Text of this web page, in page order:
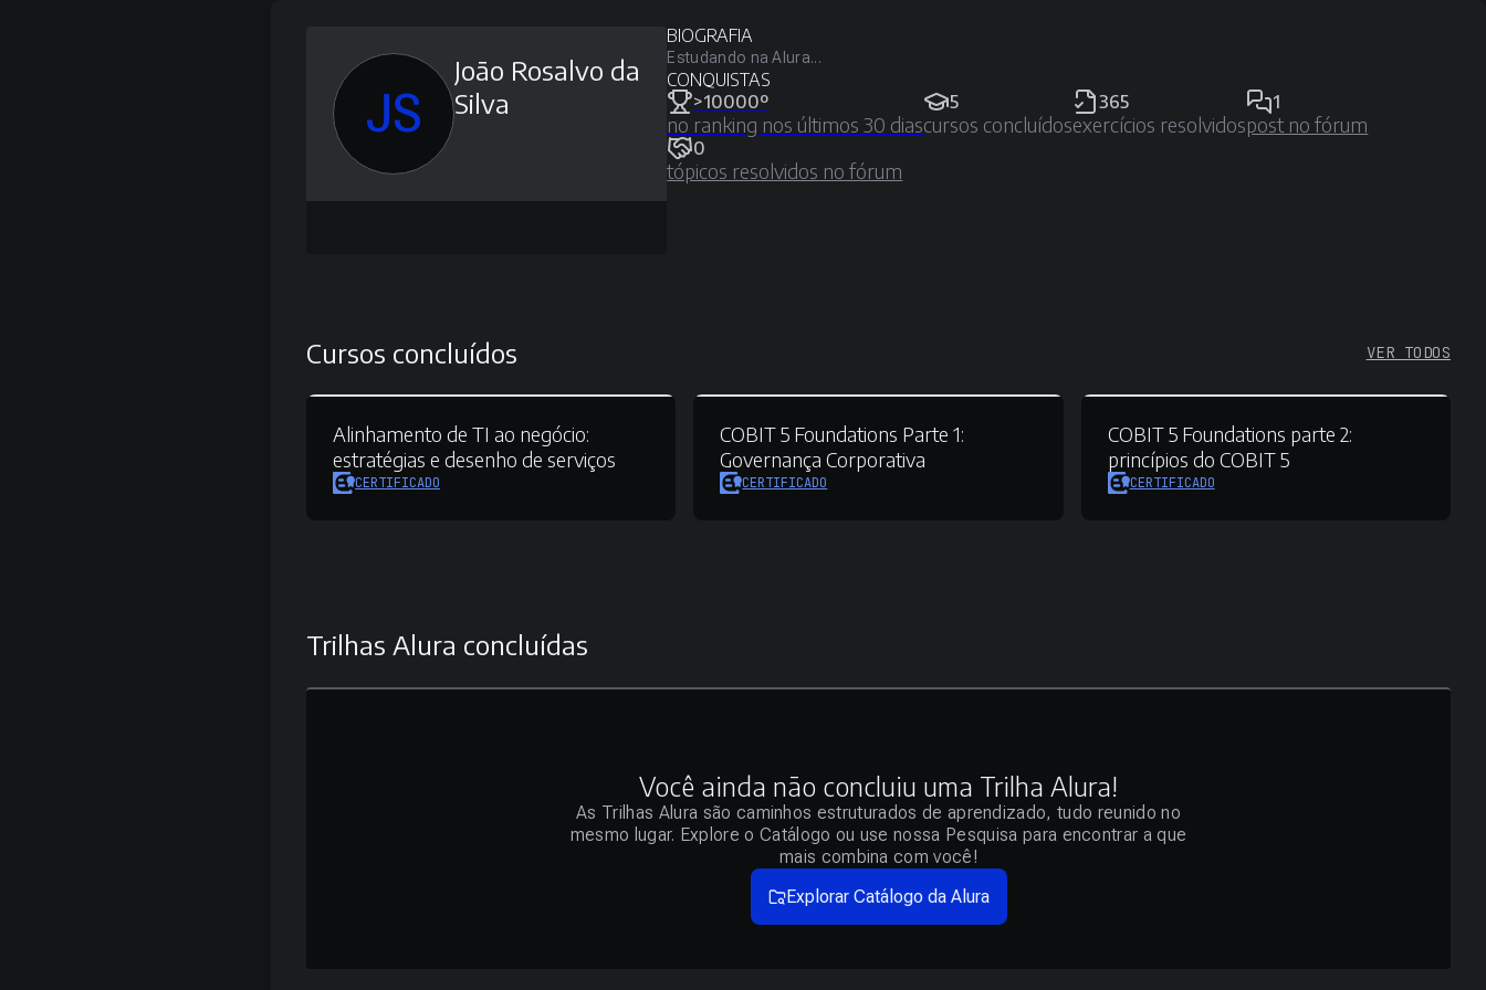
JS
João Rosalvo da
Silva
BIOGRAFIA
Estudando na Alura...
CONQUISTAS
>10000º
no ranking nos últimos 30 dias
5
cursos concluídos
365
exercícios resolvidos
1
post no fórum
0
tópicos resolvidos no fórum
Cursos concluídos VER TODOS
Alinhamento de TI ao negócio:
estratégias e desenho de serviços
CERTIFICADO
COBIT 5 Foundations Parte 1:
Governança Corporativa
CERTIFICADO
COBIT 5 Foundations parte 2:
princípios do COBIT 5
CERTIFICADO
Trilhas Alura concluídas
Você ainda não concluiu uma Trilha Alura!
As Trilhas Alura são caminhos estruturados de aprendizado, tudo reunido no
mesmo lugar. Explore o Catálogo ou use nossa Pesquisa para encontrar a que
mais combina com você!
Explorar Catálogo da Alura